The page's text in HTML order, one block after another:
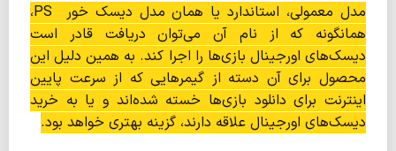
مدل معمولی، استاندارد یا همان مدل دیسک خور PS،
همانگونه که از نام آن می‌توان دریافت قادر است
دیسک‌های اورجینال بازی‌ها را اجرا کند. به همین دلیل این
محصول برای آن دسته از گیمرهایی که از سرعت پایین
اینترنت برای دانلود بازی‌ها خسته شده‌اند و یا به خرید
دیسک‌های اورجینال علاقه دارند، گزینه بهتری خواهد بود.